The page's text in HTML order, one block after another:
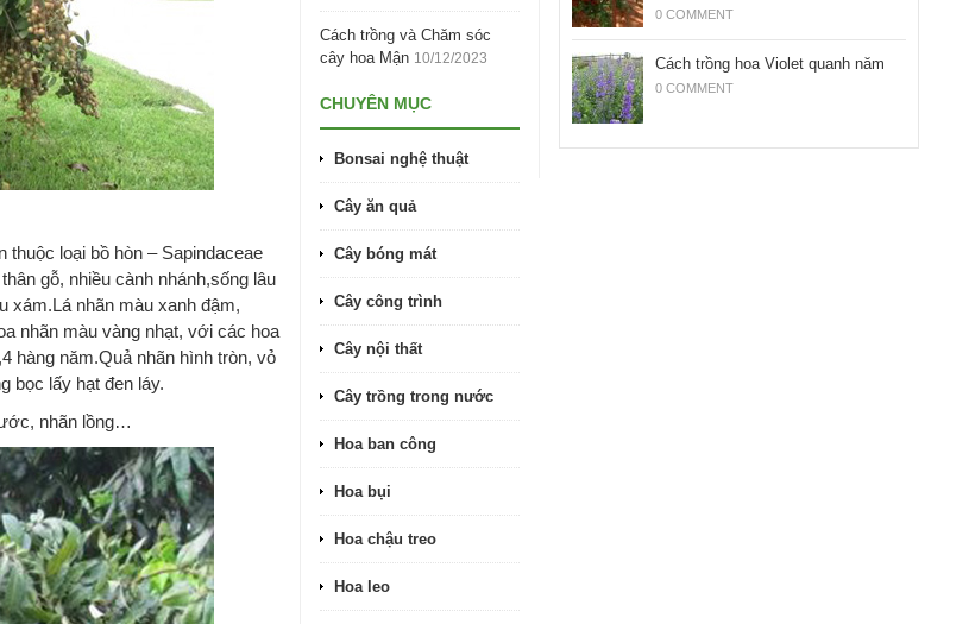
loại bồ hòn – Sapindaceae
gỗ, nhiều cành nhánh,sống lâu
xám.Lá nhãn màu xanh đậm,
nhãn màu vàng nhạt, với các hoa
hàng năm.Quả nhãn hình tròn, vỏ
bọc lấy hạt đen láy.
nhãn lồng…
Cách trồng và Chăm sóc
cây hoa Mận 10/12/2023
CHUYÊN MỤC
Bonsai nghệ thuật
Cây ăn quả
Cây bóng mát
Cây công trình
Cây nội thất
Cây trồng trong nước
Hoa ban công
Hoa bụi
Hoa chậu treo
Hoa leo
0 COMMENT
Cách trồng hoa Violet quanh năm
0 COMMENT